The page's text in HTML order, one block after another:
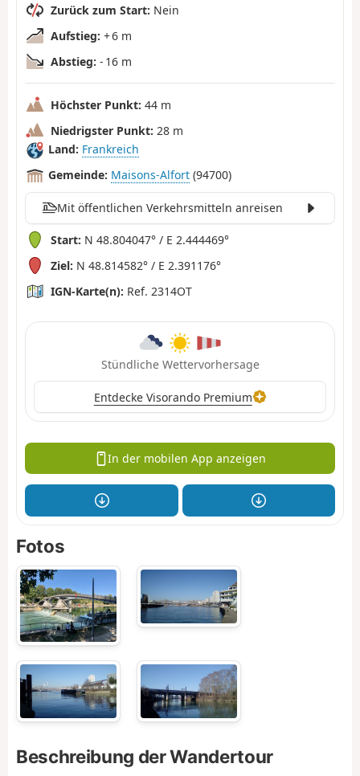
Zurück zum Start: Nein
Aufstieg: + 6 m
Abstieg: - 16 m
Höchster Punkt: 44 m
Niedrigster Punkt: 28 m
Land: Frankreich
Gemeinde: Maisons-Alfort (94700)
Mit öffentlichen Verkehrsmitteln anreisen
Start: N 48.804047° / E 2.444469°
Ziel: N 48.814582° / E 2.391176°
IGN-Karte(n): Ref. 2314OT
Stündliche Wettervorhersage
Entdecke Visorando Premium
In der mobilen App anzeigen
Fotos
Beschreibung der Wandertour